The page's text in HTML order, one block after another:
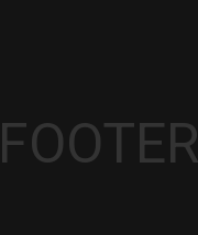
FOOTER